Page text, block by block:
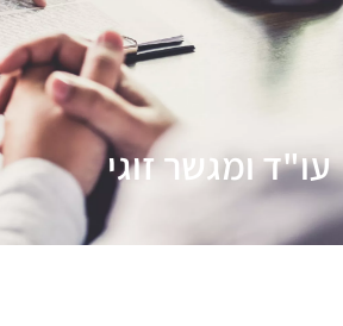
עו"ד ומגשר זוגי